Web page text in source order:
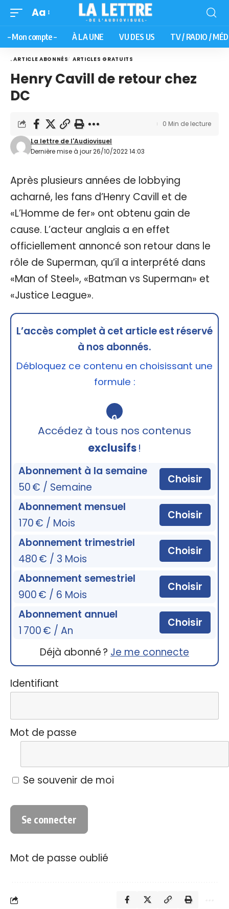
Aa
– Mon compte – À LA UNE VU DES US TV / RADIO /
. ARTICLE ABONNÉS ARTICLES GRATUITS
Henry Cavill de retour chez
DC
Dernière mise à jour 26/10/2022 14:03
La lettre de l'Audiovisuel
0 Min de lecture
Après plusieurs années de lobbying
acharné, les fans d’Henry Cavill et de
«L’Homme de fer» ont obtenu gain de
cause. L’acteur anglais a en effet
officiellement annoncé son retour dans le
rôle de Superman, qu’il a interprété dans
«Man of Steel», «Batman vs Superman» et
«Justice League».
L’accès complet à cet article est réservé
à nos abonnés.
Débloquez ce contenu en choisissant une
formule :
🔒
Accédez à tous nos contenus
exclusifs!
Abonnement à la semaine
50 € / Semaine
Choisir
Abonnement mensuel
170 € / Mois
Choisir
Abonnement trimestriel
480 € / 3 Mois
Choisir
Abonnement semestriel
900 € / 6 Mois
Choisir
Abonnement annuel
1 700 € / An
Choisir
Déjà abonné ? Je me connecte
Identifiant
Mot de passe
Se souvenir de moi
Mot de passe oublié